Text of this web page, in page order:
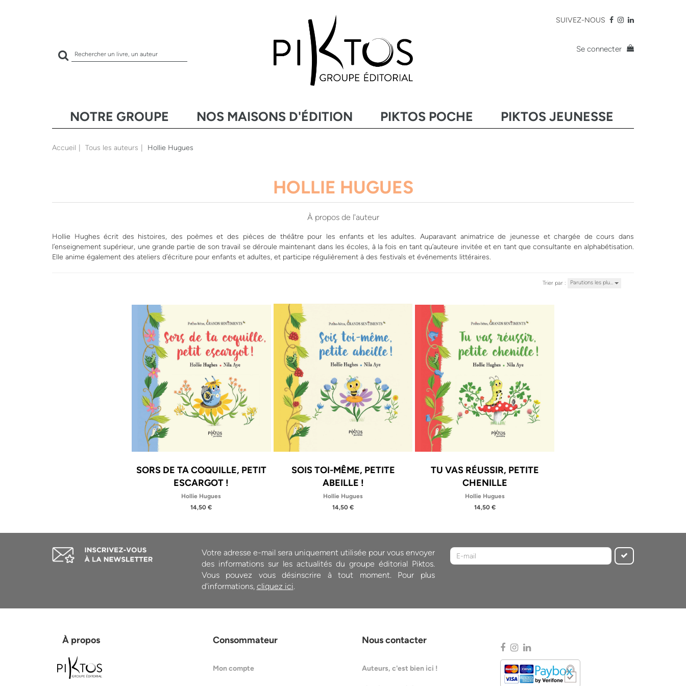
Rechercher
SUIVEZ-NOUS
Se connecter
NOTRE GROUPE NOS MAISONS D'ÉDITION PIKTOS POCHE PIKTOS JEUNESSE
Accueil Tous les auteurs Hollie Hugues
HOLLIE HUGUES
À propos de l'auteur
Hollie Hughes écrit des histoires, des poèmes et des pièces de théâtre pour les enfants et les adultes. Auparavant animatrice de jeunesse et chargée de cours dans
l’enseignement supérieur, une grande partie de son travail se déroule maintenant dans les écoles, à la fois en tant qu’auteure invitée et en tant que consultante en alphabétisation.
Elle anime également des ateliers d’écriture pour enfants et adultes, et participe régulièrement à des festivals et événements littéraires.
Trier par : Parutions les plu…
SORS DE TA COQUILLE, PETIT
ESCARGOT !
Hollie Hugues
14,50 €
SOIS TOI-MÊME, PETITE
ABEILLE !
Hollie Hugues
14,50 €
TU VAS RÉUSSIR, PETITE
CHENILLE
Hollie Hugues
14,50 €
Votre adresse e-mail sera uniquement utilisée pour vous envoyer
des informations sur les actualités du groupe éditorial Piktos.
Vous pouvez vous désinscrire à tout moment. Pour plus
d'informations, cliquez ici.
À propos Consommateur
Mon compte
Nous contacter
Auteurs, c'est bien ici !